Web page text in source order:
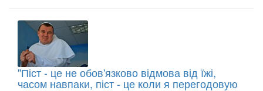
"Піст - це не обов'язково відмова від їжі,
часом навпаки, піст - це коли я перегодовую